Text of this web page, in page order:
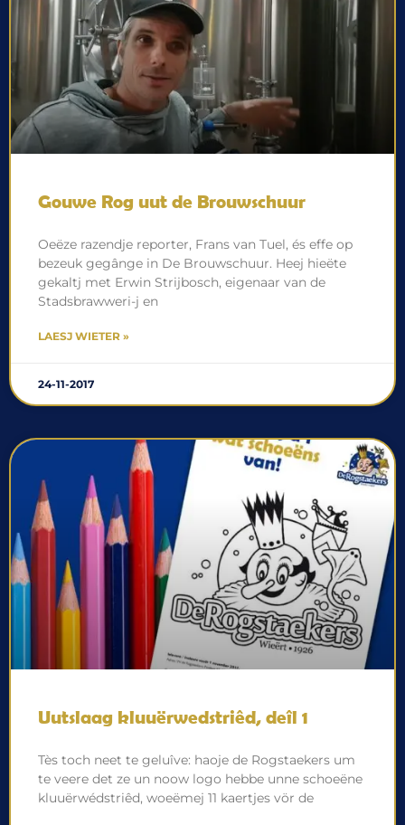
Gouwe Rog uut de Brouwschuur
Oeëze razendje reporter, Frans van Tuel, és effe op
bezeuk gegânge in De Brouwschuur. Heej hieëte
gekaltj met Erwin Strijbosch, eigenaar van de
Stadsbrawweri-j en
LAESJ WIETER »
24-11-2017
Uutslaag kluuërwedstriêd, deîl 1
Tès toch neet te geluîve: haoje de Rogstaekers um
te veere det ze un noow logo hebbe unne schoeëne
kluuërwédstriêd, woeëmej 11 kaertjes vör de